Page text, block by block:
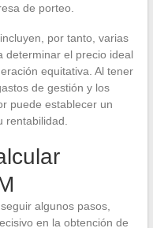
de porteo.
por tanto, varias
determinar el precio ideal
equitativa. Al tener
de gestión y los
puede establecer un
rentabilidad.
algunos pasos,
en la obtención de